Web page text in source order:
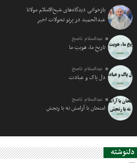
بازخوانی دیدگاه‌های شیخ‌الاسلام مولانا
عبدالحمید در پرتو تحولات اخیر
عبدالسلام ناصح
تاریخِ ما، هویتِ ما
عبدالسلام ناصح
دل پاک و عبادت
عبدالسلام ناصح
امتحان با آرامش نه با رنجش
دلنوشته